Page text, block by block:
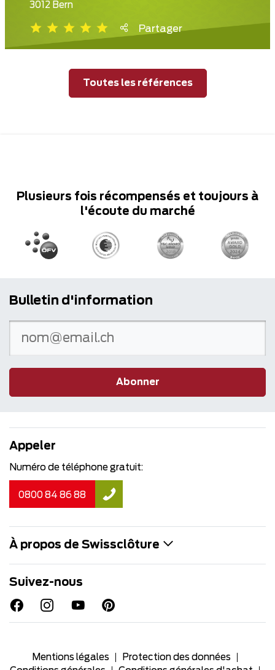
3012 Bern
Partager
Toutes les références
Plusieurs fois récompensés et toujours à
l'écoute du marché
Bulletin d'information
Abonner
Appeler
Numéro de téléphone gratuit:
0800 84 86 88
À propos de Swissclôture
Suivez-nous
Mentions légales
Protection des données